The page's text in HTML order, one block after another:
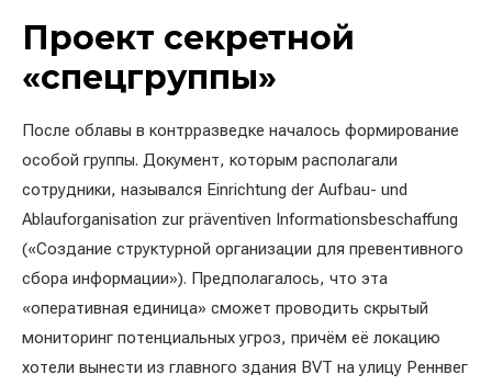
Проект секретной
«спецгруппы»
После облавы в контрразведке началось формирование
особой группы. Документ, которым располагали
сотрудники, назывался Einrichtung der Aufbau- und
Ablauforganisation zur präventiven Informationsbeschaffung
(«Создание структурной организации для превентивного
сбора информации»). Предполагалось, что эта
«оперативная единица» сможет проводить скрытый
мониторинг потенциальных угроз, причём её локацию
хотели вынести из главного здания BVT на улицу Реннвег